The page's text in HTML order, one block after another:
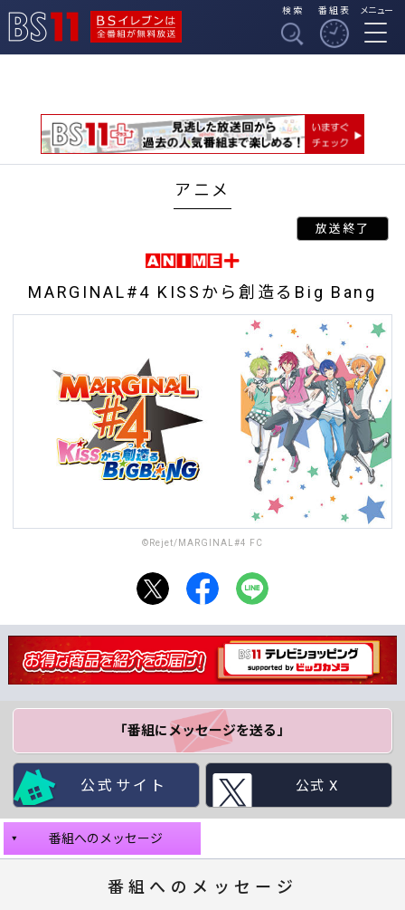
BSイレブンは全番組
検索 番組表 メニュー
アニメ
MARGINAL#4 KISSから創造るBig Bang
©Rejet/MARGINAL#4 FC
「番組にメッセージを送る」
公式サイト 公式 X
番組へのメッセージ
番組へのメッセージ